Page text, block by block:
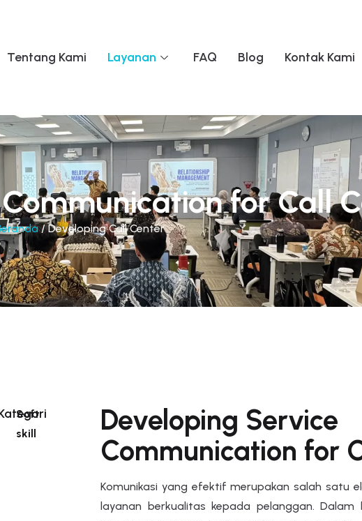
Tentang Kami Layanan FAQ Blog Kontak Kami
for Call
/ Developing Call Center
Soft
skill
Developing Service
Communication for
Komunikasi yang efektif merupakan salah satu
layanan berkualitas kepada pelanggan. Dalam